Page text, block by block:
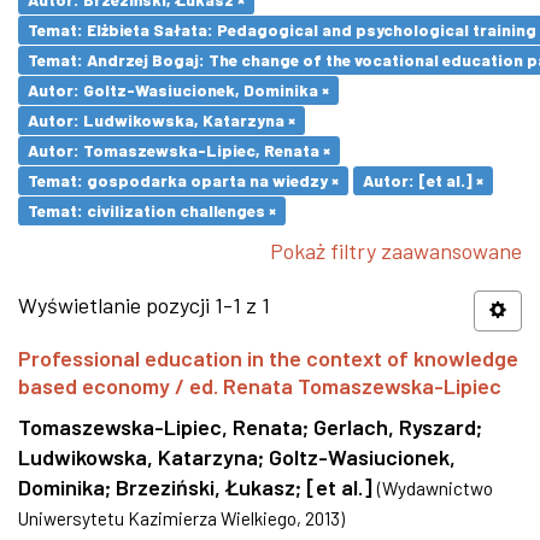
Temat: Elżbieta Sałata: Pedagogical and psychological
Temat: Andrzej Bogaj: The change of the vocational education
Autor: Goltz-Wasiucionek, Dominika ×
Autor: Ludwikowska, Katarzyna ×
Autor: Tomaszewska-Lipiec, Renata ×
Temat: gospodarka oparta na wiedzy ×
Autor: [et al.] ×
Temat: civilization challenges ×
Pokaż filtry zaawansowane
Wyświetlanie pozycji 1-1 z 1
Professional education in the context of knowledge
based economy / ed. Renata Tomaszewska-Lipiec
Tomaszewska-Lipiec, Renata; Gerlach, Ryszard;
Ludwikowska, Katarzyna; Goltz-Wasiucionek,
Dominika; Brzeziński, Łukasz; [et al.] (Wydawnictwo
Uniwersytetu Kazimierza Wielkiego, 2013)